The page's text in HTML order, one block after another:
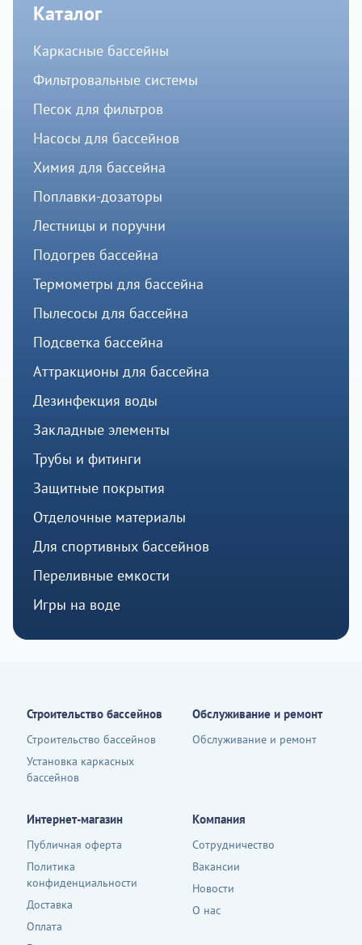
Каталог
Каркасные бассейны
Фильтровальные системы
Песок для фильтров
Насосы для бассейнов
Химия для бассейна
Поплавки-дозаторы
Лестницы и поручни
Подогрев бассейна
Термометры для бассейна
Пылесосы для бассейна
Подсветка бассейна
Аттракционы для бассейна
Дезинфекция воды
Закладные элементы
Трубы и фитинги
Защитные покрытия
Отделочные материалы
Для спортивных бассейнов
Переливные емкости
Игры на воде
Строительство бассейнов
Строительство бассейнов
Установка каркасных
бассейнов
Обслуживание и ремонт
Обслуживание и ремонт
Интернет-магазин
Публичная оферта
Политика
конфиденциальности
Доставка
Оплата
Компания
Сотрудничество
Вакансии
Новости
О нас